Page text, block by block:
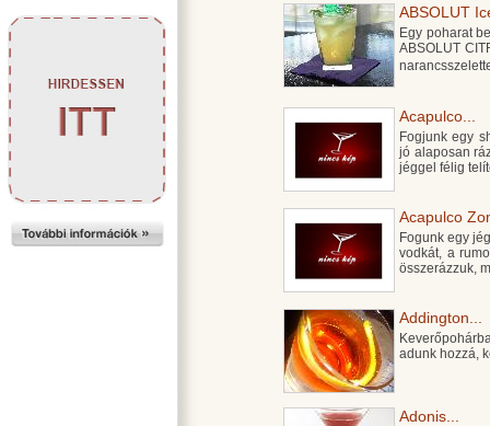
ABSOLUT
Egy poharat
ABSOLUT
Acapulco...
Fogjunk egy
jó alaposan
jéggel félig
Acapulco
Fogunk egy
vodkát, a
összerázzuk,
Addington...
adunk hozzá,
Adonis...